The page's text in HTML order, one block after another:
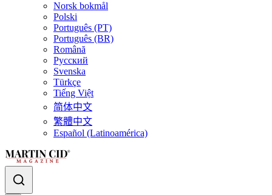
Norsk bokmål
Polski
Português (PT)
Português (BR)
Română
Русский
Svenska
Türkçe
Tiếng Việt
简体中文
繁體中文
Español (Latinoamérica)